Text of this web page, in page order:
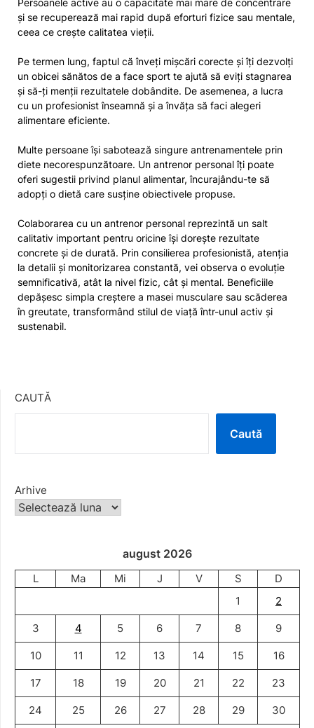
Persoanele active au o capacitate mai mare de concentrare
și se recuperează mai rapid după eforturi fizice sau mentale,
ceea ce crește calitatea vieții.
Pe termen lung, faptul că înveți mișcări corecte și îți dezvolți
un obicei sănătos de a face sport te ajută să eviți stagnarea
și să-ți menții rezultatele dobândite. De asemenea, a lucra
cu un profesionist înseamnă și a învăța să faci alegeri
alimentare eficiente.
Multe persoane își sabotează singure antrenamentele prin
diete necorespunzătoare. Un antrenor personal îți poate
oferi sugestii privind planul alimentar, încurajându-te să
adopți o dietă care susține obiectivele propuse.
Colaborarea cu un antrenor personal reprezintă un salt
calitativ important pentru oricine își dorește rezultate
concrete și de durată. Prin consilierea profesionistă, atenția
la detalii și monitorizarea constantă, vei observa o evoluție
semnificativă, atât la nivel fizic, cât și mental. Beneficiile
depășesc simpla creștere a masei musculare sau scăderea
în greutate, transformând stilul de viață într-unul activ și
sustenabil.
CAUTĂ
Caută
Arhive
august 2026
L Ma Mi J V S
D
1
2
3 4 5 6 7 8 9
10 11 12 13 14 15 16
17 18 19 20 21 22 23
24 25 26 27 28 29 30